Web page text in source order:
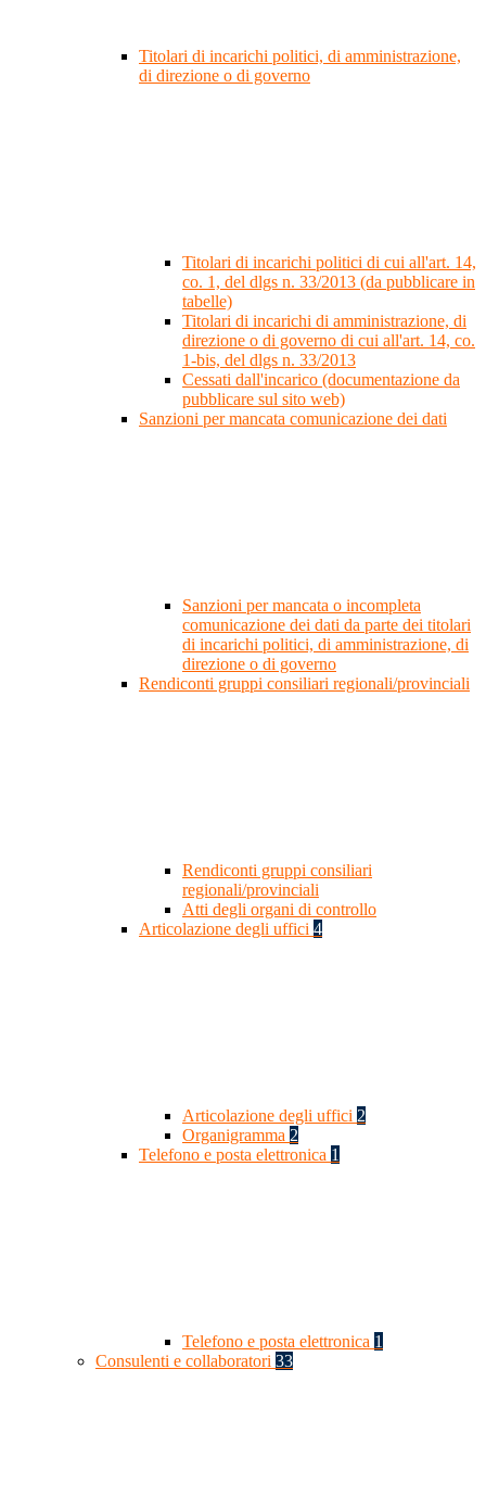
Titolari di incarichi politici, di amministrazione,
di direzione o di governo
Titolari di incarichi politici di cui all'art. 14,
co. 1, del dlgs n. 33/2013 (da pubblicare in
tabelle)
Titolari di incarichi di amministrazione, di
direzione o di governo di cui all'art. 14, co.
1-bis, del dlgs n. 33/2013
Cessati dall'incarico (documentazione da
pubblicare sul sito web)
Sanzioni per mancata comunicazione dei dati
Sanzioni per mancata o incompleta
comunicazione dei dati da parte dei titolari
di incarichi politici, di amministrazione, di
direzione o di governo
Rendiconti gruppi consiliari regionali/provinciali
Rendiconti gruppi consiliari
regionali/provinciali
Atti degli organi di controllo
Articolazione degli uffici 4
Articolazione degli uffici 2
Organigramma 2
Telefono e posta elettronica 1
Telefono e posta elettronica 1
Consulenti e collaboratori 33